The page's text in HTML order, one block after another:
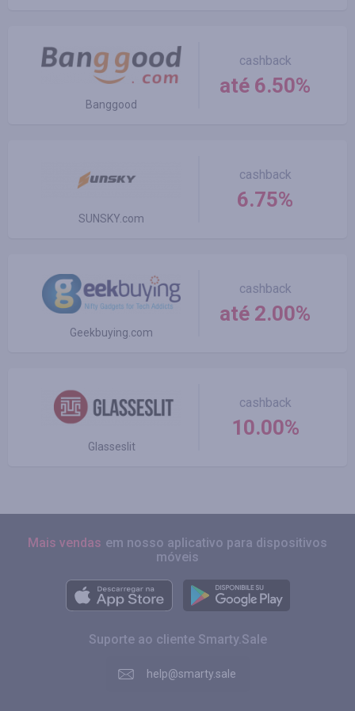
Banggood
cashback
até 6.50%
SUNSKY.com
cashback
6.75%
Geekbuying.com
cashback
até 2.00%
Glasseslit
cashback
10.00%
Mais vendas em nosso aplicativo para dispositivos
móveis
Suporte ao cliente Smarty.Sale
help@smarty.sale